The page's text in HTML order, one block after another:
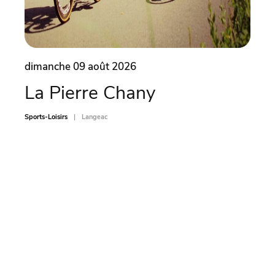
dimanche 09 août 2026
La Pierre Chany
Sports-Loisirs Langeac